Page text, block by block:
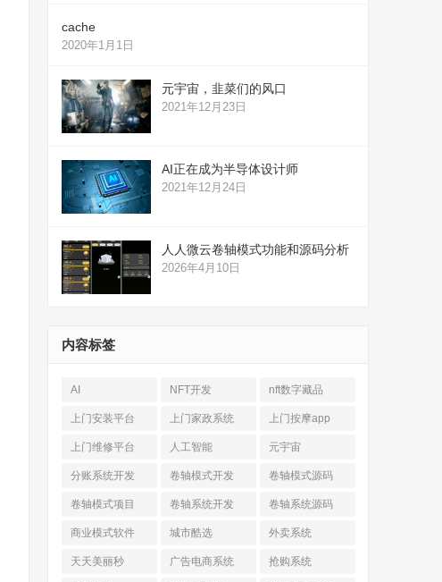
cache
2020年1月1日
元宇宙，韭菜们的风口
2021年12月23日
AI正在成为半导体设计师
2021年12月24日
人人微云卷轴模式功能和源码分析
2026年4月10日
内容标签
AI NFT开发 nft数字藏品
上门安装平台 上门家政系统 上门按摩app
上门维修平台 人工智能 元宇宙
分账系统开发 卷轴模式开发 卷轴模式源码
卷轴模式项目 卷轴系统开发 卷轴系统源码
商业模式软件 城市酷选 外卖系统
天天美丽秒 广告电商系统 抢购系统